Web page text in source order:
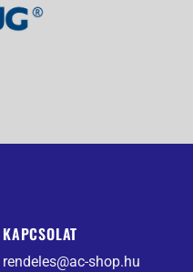
KAPCSOLAT
rendeles@ac-shop.hu